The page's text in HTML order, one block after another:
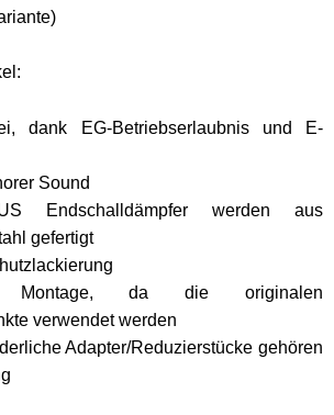
dank EG-Betriebserlaubnis und E-
Sound
Endschalldämpfer werden aus
gefertigt
da die originalen
verwendet werden
Adapter/Reduzierstücke gehören